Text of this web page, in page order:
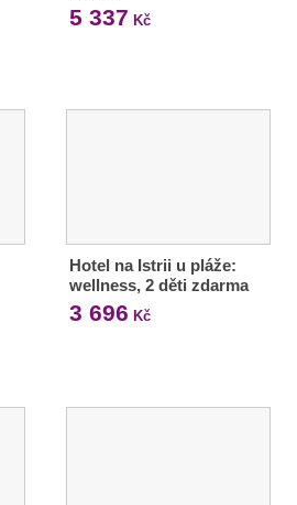
5 337 Kč
Hotel na Istrii u pláže:
wellness, 2 děti zdarma
3 696 Kč